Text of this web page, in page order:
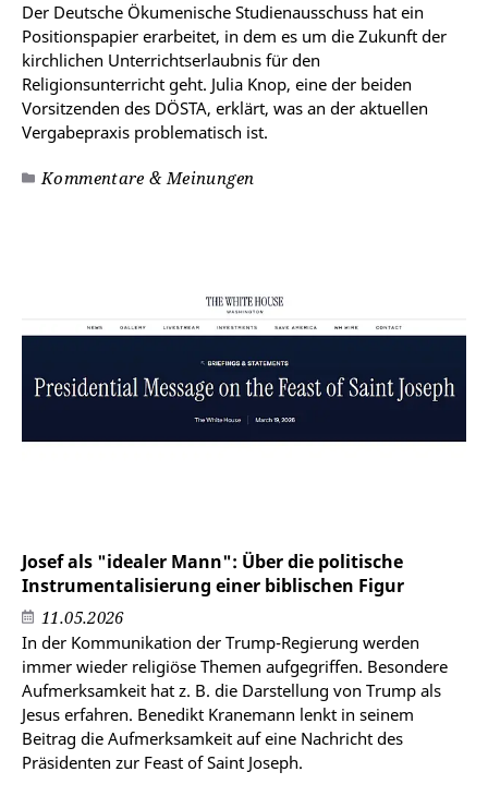
Der Deutsche Ökumenische Studienausschuss hat ein
Positionspapier erarbeitet, in dem es um die Zukunft der
kirchlichen Unterrichtserlaubnis für den
Religionsunterricht geht. Julia Knop, eine der beiden
Vorsitzenden des DÖSTA, erklärt, was an der aktuellen
Vergabepraxis problematisch ist.
Kommentare & Meinungen
Josef als "idealer Mann": Über die politische
Instrumentalisierung einer biblischen Figur
11.05.2026
In der Kommunikation der Trump-Regierung werden
immer wieder religiöse Themen aufgegriffen. Besondere
Aufmerksamkeit hat z. B. die Darstellung von Trump als
Jesus erfahren. Benedikt Kranemann lenkt in seinem
Beitrag die Aufmerksamkeit auf eine Nachricht des
Präsidenten zur Feast of Saint Joseph.